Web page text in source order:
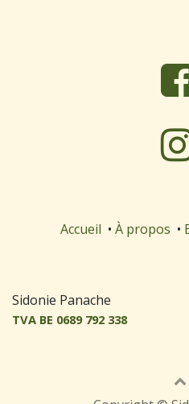
Accueil • À propos •
Sidonie Panache
TVA BE 0689 792 338